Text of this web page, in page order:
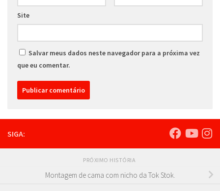
Site
Salvar meus dados neste navegador para a próxima vez
que eu comentar.
SIGA:
PRÓXIMO HISTÓRIA
Montagem de cama com nicho da Tok Stok.